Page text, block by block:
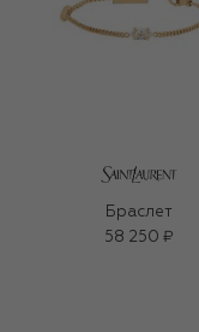
Браслет
58 250 ₽